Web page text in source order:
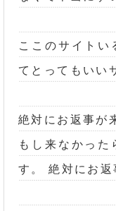
ここのサイトい
てとってもいい
絶対にお返事が
もし来なかった
す。 絶対にお返